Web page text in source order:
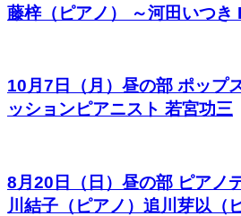
藤梓（ピアノ） ～河田いつ
10月7日（月）昼の部 ポップ
ッションピアニスト 若宮功三
8月20日（日）昼の部 ピアノ
川結子（ピアノ）追川芽以（